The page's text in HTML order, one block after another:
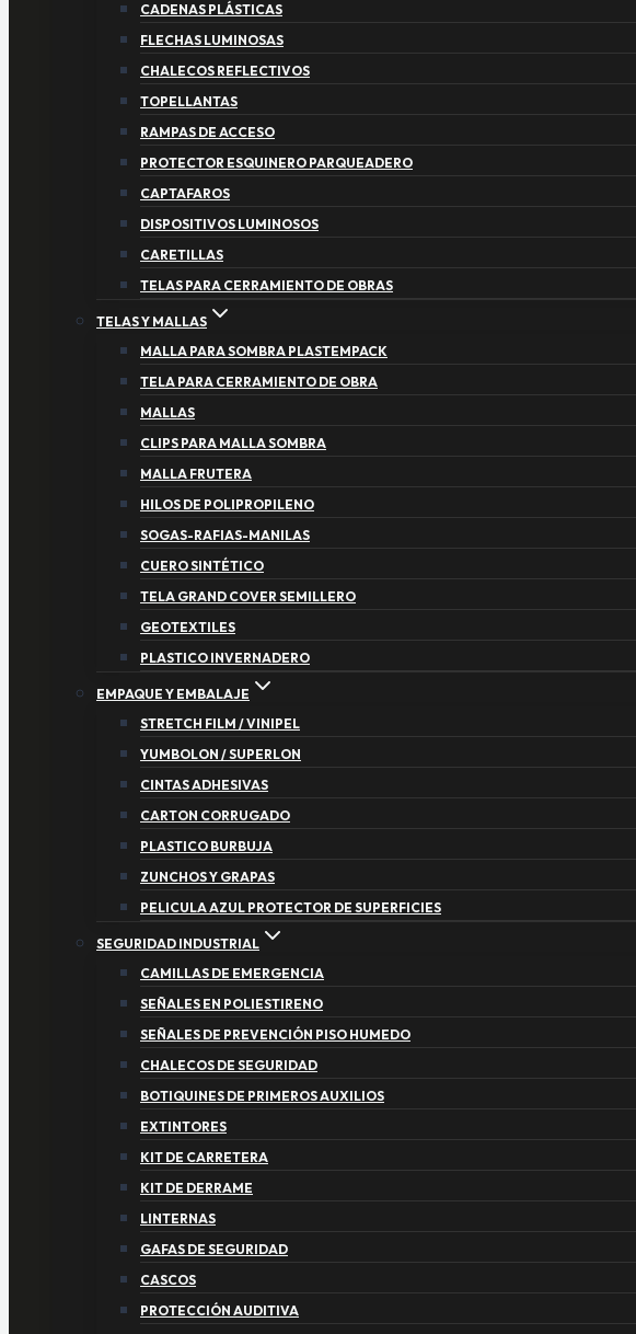
CADENAS PLÁSTICAS
FLECHAS LUMINOSAS
CHALECOS REFLECTIVOS
TOPELLANTAS
RAMPAS DE ACCESO
PROTECTOR ESQUINERO PARQUEADERO
CAPTAFAROS
DISPOSITIVOS LUMINOSOS
CARETILLAS
TELAS PARA CERRAMIENTO DE OBRAS
TELAS Y MALLAS
MALLA PARA SOMBRA PLASTEMPACK
TELA PARA CERRAMIENTO DE OBRA
MALLAS
CLIPS PARA MALLA SOMBRA
MALLA FRUTERA
HILOS DE POLIPROPILENO
SOGAS-RAFIAS-MANILAS
CUERO SINTÉTICO
TELA GRAND COVER SEMILLERO
GEOTEXTILES
PLASTICO INVERNADERO
EMPAQUE Y EMBALAJE
STRETCH FILM / VINIPEL
YUMBOLON / SUPERLON
CINTAS ADHESIVAS
CARTON CORRUGADO
PLASTICO BURBUJA
ZUNCHOS Y GRAPAS
PELICULA AZUL PROTECTOR DE SUPERFICIES
SEGURIDAD INDUSTRIAL
CAMILLAS DE EMERGENCIA
SEÑALES EN POLIESTIRENO
SEÑALES DE PREVENCIÓN PISO HUMEDO
CHALECOS DE SEGURIDAD
BOTIQUINES DE PRIMEROS AUXILIOS
EXTINTORES
KIT DE CARRETERA
KIT DE DERRAME
LINTERNAS
GAFAS DE SEGURIDAD
CASCOS
PROTECCIÓN AUDITIVA